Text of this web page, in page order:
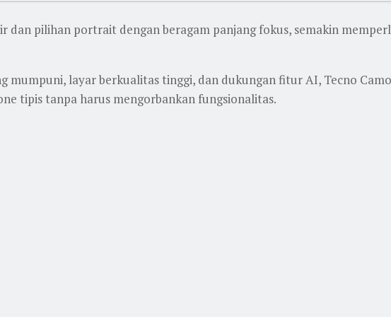
pilihan portrait dengan beragam panjang fokus, semakin
mumpuni, layar berkualitas tinggi, dan dukungan fitur AI, Tecno
tipis tanpa harus mengorbankan fungsionalitas.